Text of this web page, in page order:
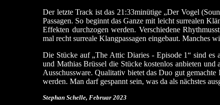
Der letzte Track ist das 21:33minütige „Der Vogel
Passagen. So beginnt das Ganze mit leicht surrealen
Effekten durchzogen werden. Verschiedene
mal recht surreale Klangpassagen eingebaut. Manches
Die Stücke auf „The Attic Diaries - Episode 1“ sind
und Mathias Brüssel die Stücke kostenlos anbieten
Ausschussware. Qualitativ bietet das Duo gut
werden. Man darf gespannt sein, was da als nächstes
Stephan Schelle, Februar 2023